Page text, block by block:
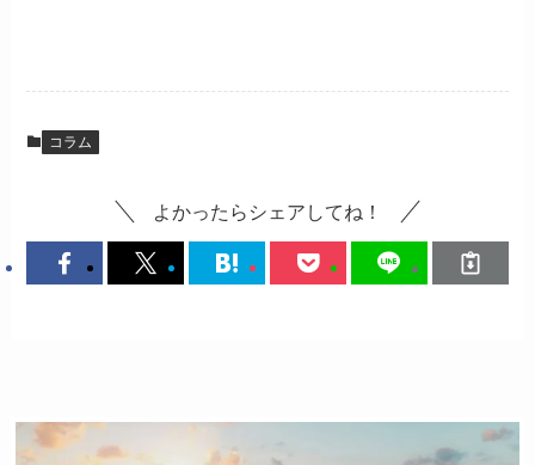
コラム
よかったらシェアしてね！